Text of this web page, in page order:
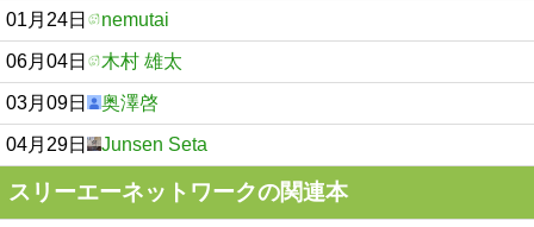
01月24日 nemutai
06月04日 木村 雄太
03月09日 奥澤啓
04月29日 Junsen Seta
スリーエーネットワークの関連本